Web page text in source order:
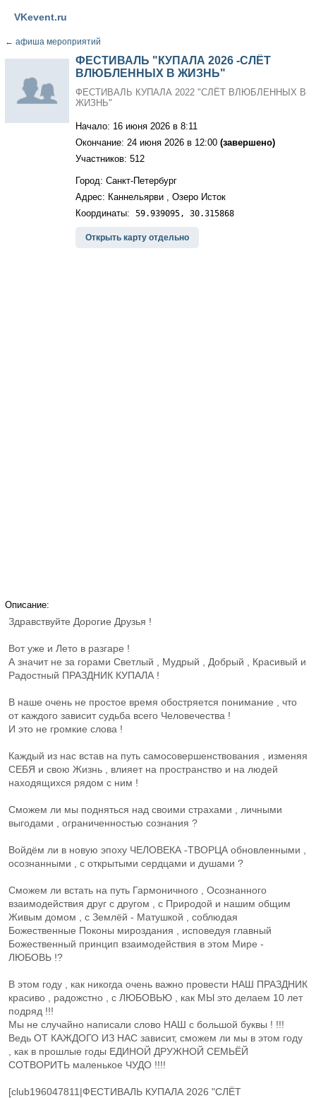
VKevent.ru
← афиша мероприятий
ФЕСТИВАЛЬ "КУПАЛА 2026 -СЛЁТ
ВЛЮБЛЕННЫХ В ЖИЗНЬ"
ФЕСТИВАЛЬ КУПАЛА 2022 "СЛЁТ ВЛЮБЛЕННЫХ В
ЖИЗНЬ"
Начало: 16 июня 2026 в 8:11
Окончание: 24 июня 2026 в 12:00 (завершено)
Участников: 512
Город: Санкт-Петербург
Адрес: Каннельярви , Озеро Исток
Координаты: 59.939095, 30.315868
Открыть карту отдельно
Описание:
Здравствуйте Дорогие Друзья !
Вот уже и Лето в разгаре !
А значит не за горами Светлый , Мудрый , Добрый , Красивый и
Радостный ПРАЗДНИК КУПАЛА !
В наше очень не простое время обостряется понимание , что
от каждого зависит судьба всего Человечества !
И это не громкие слова !
Каждый из нас встав на путь самосовершенствования , изменяя
СЕБЯ и свою Жизнь , влияет на пространство и на людей
находящихся рядом с ним !
Сможем ли мы подняться над своими страхами , личными
выгодами , ограниченностью сознания ?
Войдём ли в новую эпоху ЧЕЛОВЕКА -ТВОРЦА обновленными ,
осознанными , с открытыми сердцами и душами ?
Сможем ли встать на путь Гармоничного , Осознанного
взаимодействия друг с другом , с Природой и нашим общим
Живым домом , с Землёй - Матушкой , соблюдая
Божественные Поконы мироздания , исповедуя главный
Божественный принцип взаимодействия в этом Мире -
ЛЮБОВЬ !?
В этом году , как никогда очень важно провести НАШ ПРАЗДНИК
красиво , радожстно , с ЛЮБОВЬЮ , как МЫ это делаем 10 лет
подряд !!!
Мы не случайно написали слово НАШ с большой буквы ! !!!
Ведь ОТ КАЖДОГО ИЗ НАС зависит, сможем ли мы в этом году
, как в прошлые годы ЕДИНОЙ ДРУЖНОЙ СЕМЬЁЙ
СОТВОРИТЬ маленькое ЧУДО !!!!
[club196047811|ФЕСТИВАЛЬ КУПАЛА 2026 "СЛЁТ